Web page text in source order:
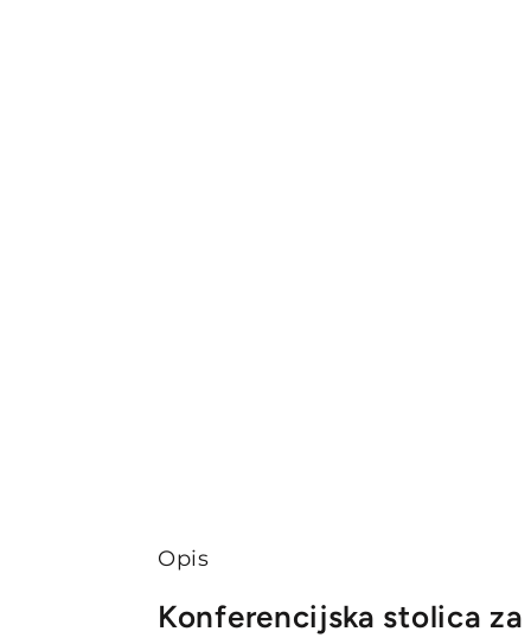
Opis
Konferencijska stolica